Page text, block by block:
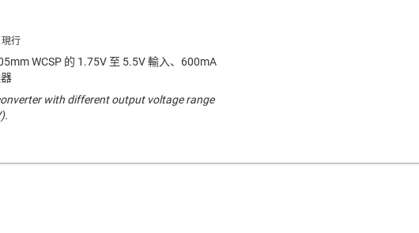
WCSP 的 1.75V 至 5.5V 輸入、600mA
with different output voltage range